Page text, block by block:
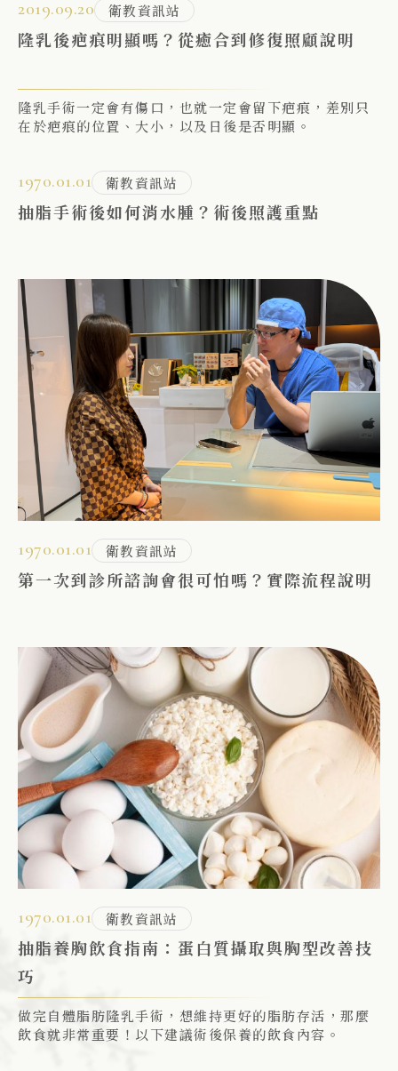
2019.09.20 衛教資訊站
隆乳後疤痕明顯嗎？從癒合到修復照顧說明
隆乳手術一定會有傷口，也就一定會留下疤痕，差別只
在於疤痕的位置、大小，以及日後是否明顯。
1970.01.01 衛教資訊站
抽脂手術後如何消水腫？術後照護重點
1970.01.01 衛教資訊站
第一次到診所諮詢會很可怕嗎？實際流程說明
1970.01.01 衛教資訊站
抽脂養胸飲食指南：蛋白質攝取與胸型改善技
巧
做完自體脂肪隆乳手術，想維持更好的脂肪存活，那麼
飲食就非常重要！以下建議術後保養的飲食內容。